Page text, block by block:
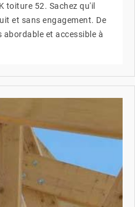
toiture 52. Sachez qu'il
et sans engagement. De
abordable et accessible à